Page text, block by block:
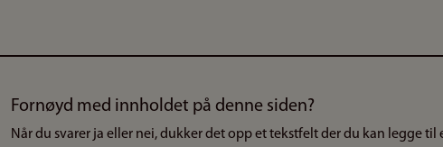
Fornøyd med innholdet på denne siden?
Når du svarer ja eller nei, dukker det opp et tekstfelt der du kan legge til